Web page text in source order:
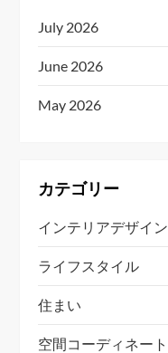
July 2026
June 2026
May 2026
カテゴリー
インテリアデザイン
ライフスタイル
住まい
空間コーディネート